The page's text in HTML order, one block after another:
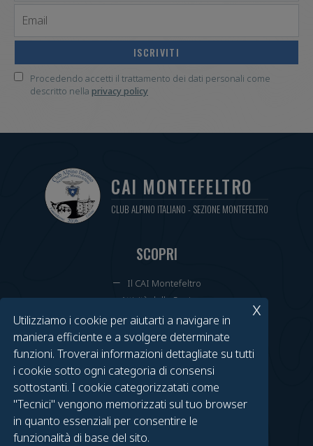
Procedendo accetti il trattamento dei dati personali come
descritto nella privacy policy
CAI MONTEFELTRO
CLUB ALPINO ITALIANO - SEZIONE MONTEFELTRO
SCOPRI
Il CAI Montefeltro
Attività della Sezione
Cammini Annuali
Tesseramenti e Rinnovi
Calendario Eventi
TROVACI SU FACEBOOK
Gruppo Urbino
Gruppo Fossombrone
Utilizziamo i cookie per aiutarti a navigare in
maniera efficiente e a svolgere determinate
funzioni. Troverai informazioni dettagliate su tutti
i cookie sotto ogni categoria di consensi
sottostanti. I cookie categorizzatati come
"Tecnici" vengono memorizzati sul tuo browser
in quanto essenziali per consentire le
funzionalità di base del sito.
x